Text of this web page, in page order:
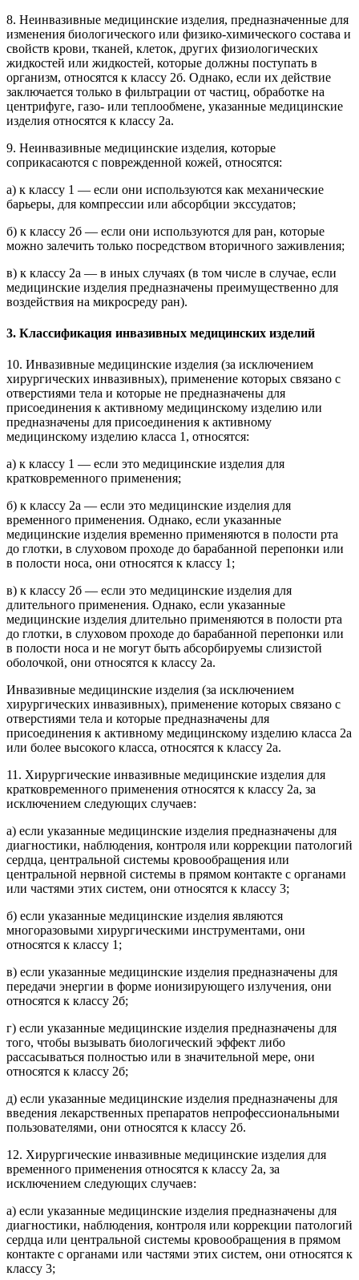
8. Неинвазивные медицинские изделия, предназначенные для
изменения биологического или физико-химического состава и
свойств крови, тканей, клеток, других физиологических
жидкостей или жидкостей, которые должны поступать в
организм, относятся к классу 2б. Однако, если их действие
заключается только в фильтрации от частиц, обработке на
центрифуге, газо- или теплообмене, указанные медицинские
изделия относятся к классу 2а.
9. Неинвазивные медицинские изделия, которые
соприкасаются с поврежденной кожей, относятся:
а) к классу 1 — если они используются как механические
барьеры, для компрессии или абсорбции экссудатов;
б) к классу 2б — если они используются для ран, которые
можно залечить только посредством вторичного заживления;
в) к классу 2а — в иных случаях (в том числе в случае, если
медицинские изделия предназначены преимущественно для
воздействия на микросреду ран).
3. Классификация инвазивных медицинских изделий
10. Инвазивные медицинские изделия (за исключением
хирургических инвазивных), применение которых связано с
отверстиями тела и которые не предназначены для
присоединения к активному медицинскому изделию или
предназначены для присоединения к активному
медицинскому изделию класса 1, относятся:
а) к классу 1 — если это медицинские изделия для
кратковременного применения;
б) к классу 2а — если это медицинские изделия для
временного применения. Однако, если указанные
медицинские изделия временно применяются в полости рта
до глотки, в слуховом проходе до барабанной перепонки или
в полости носа, они относятся к классу 1;
в) к классу 2б — если это медицинские изделия для
длительного применения. Однако, если указанные
медицинские изделия длительно применяются в полости рта
до глотки, в слуховом проходе до барабанной перепонки или
в полости носа и не могут быть абсорбируемы слизистой
оболочкой, они относятся к классу 2а.
Инвазивные медицинские изделия (за исключением
хирургических инвазивных), применение которых связано с
отверстиями тела и которые предназначены для
присоединения к активному медицинскому изделию класса 2а
или более высокого класса, относятся к классу 2а.
11. Хирургические инвазивные медицинские изделия для
кратковременного применения относятся к классу 2а, за
исключением следующих случаев:
а) если указанные медицинские изделия предназначены для
диагностики, наблюдения, контроля или коррекции патологий
сердца, центральной системы кровообращения или
центральной нервной системы в прямом контакте с органами
или частями этих систем, они относятся к классу 3;
б) если указанные медицинские изделия являются
многоразовыми хирургическими инструментами, они
относятся к классу 1;
в) если указанные медицинские изделия предназначены для
передачи энергии в форме ионизирующего излучения, они
относятся к классу 2б;
г) если указанные медицинские изделия предназначены для
того, чтобы вызывать биологический эффект либо
рассасываться полностью или в значительной мере, они
относятся к классу 2б;
д) если указанные медицинские изделия предназначены для
введения лекарственных препаратов непрофессиональными
пользователями, они относятся к классу 2б.
12. Хирургические инвазивные медицинские изделия для
временного применения относятся к классу 2а, за
исключением следующих случаев:
а) если указанные медицинские изделия предназначены для
диагностики, наблюдения, контроля или коррекции патологий
сердца или центральной системы кровообращения в прямом
контакте с органами или частями этих систем, они относятся к
классу 3;